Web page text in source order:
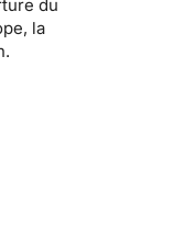
du
la